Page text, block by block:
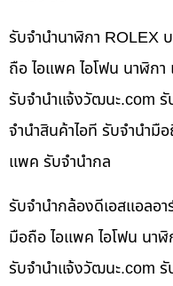
รับจำนำนาฬิกา ROLEX
ถือ ไอแพค ไอโฟน นาฬิก
รับจํานําแจ้งวัฒนะ.com
จำนำสินค้าไอที รับจำนำมื
แพค รับจำนำกล
รับจำนำกล้องดีเอสแอลอ
มือถือ ไอแพค ไอโฟน นา
รับจํานําแจ้งวัฒนะ.com รั